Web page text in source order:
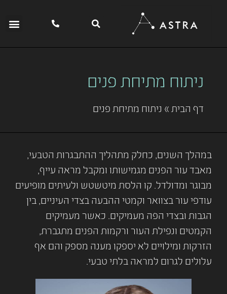
ניתוח מתיחת פנים
דף הבית » ניתוח מתיחת פנים
במהלך השנים, כחלק מתהליך ההתבגרות הטבעי,
מאבד עור הפנים מגמישותו ומקבל מראה עייף,
מבוגר ומדולדל. קו הלסת מיטשטש ולעיתים מופיעים
עודפי עור בצוואר וקמטי ההבעה בצדי העיניים, בין
הגבות ובצדי הפה מעמיקים. כאשר מעמיקים
הקמטים ונפילת העור ורקמות הפנים מתגברת,
הזרקות ומילויים לא יספקו מענה מספק והם אף
עלולים לגרום למראה בלתי טבעי.